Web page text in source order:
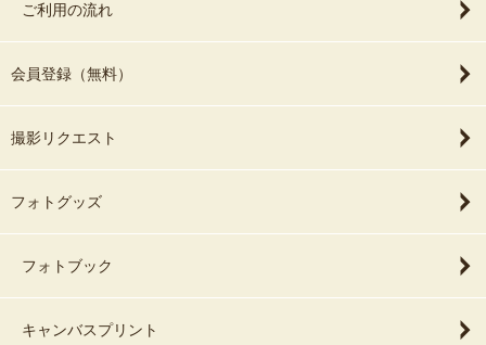
ご利用の流れ
会員登録（無料）
撮影リクエスト
フォトグッズ
フォトブック
キャンバスプリント